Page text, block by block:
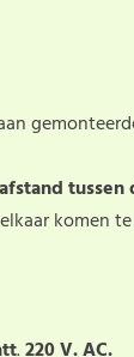
afstand tussen
komen